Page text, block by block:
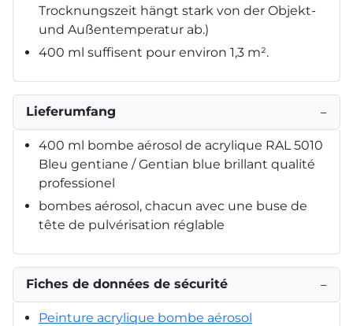
Trocknungszeit hängt stark von der Objekt-
und Außentemperatur ab.)
400 ml suffisent pour environ 1,3 m².
Lieferumfang −
400 ml bombe aérosol de acrylique RAL 5010
Bleu gentiane / Gentian blue brillant qualité
professionel
bombes aérosol, chacun avec une buse de
tête de pulvérisation réglable
Fiches de données de sécurité −
Peinture acrylique bombe aérosol